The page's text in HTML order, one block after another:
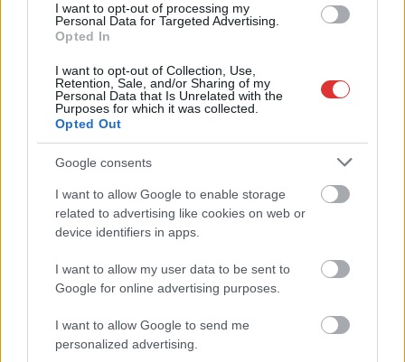
I want to opt-out of processing my
Personal Data for Targeted Advertising.
Opted In
I want to opt-out of Collection, Use,
Retention, Sale, and/or Sharing of my
Personal Data that Is Unrelated with the
Purposes for which it was collected.
Opted Out
Google consents
I want to allow Google to enable storage
related to advertising like cookies on web or
device identifiers in apps.
I want to allow my user data to be sent to
Google for online advertising purposes.
I want to allow Google to send me
personalized advertising.
TOVÁBB OLVASOM
Magyarország baba,család,csecsemő,gyermek jelzőrendszer
orvos,védőnő,védőoltás
Minden, amit a gyermekvédelemről tudni
érdemes
2024.09.09. szol24.hu
gyerek testi vagy lelki
fejlődésének. Lehet
veszélyeztető, ha a
szülő csinál valamit,